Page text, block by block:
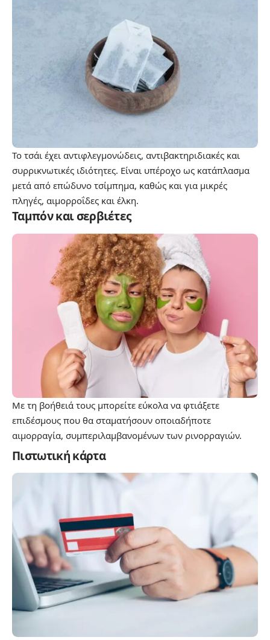
Το τσάι έχει αντιφλεγμονώδεις, αντιβακτηριδιακές και
συρρικνωτικές ιδιότητες. Είναι υπέροχο ως κατάπλασμα
μετά από επώδυνο τσίμπημα, καθώς και για μικρές
πληγές, αιμορροΐδες και έλκη.
Ταμπόν και σερβιέτες
Με τη βοήθειά τους μπορείτε εύκολα να φτιάξετε
επιδέσμους που θα σταματήσουν οποιαδήποτε
αιμορραγία, συμπεριλαμβανομένων των ρινορραγιών.
Πιστωτική κάρτα